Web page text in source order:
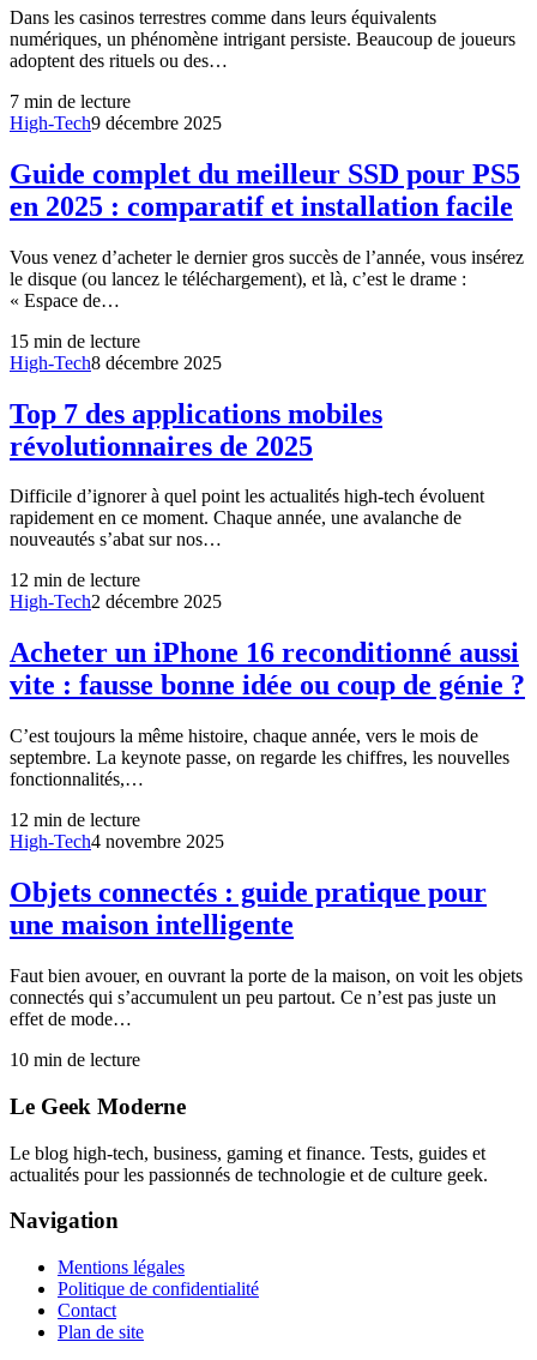
Dans les casinos terrestres comme dans leurs équivalents
numériques, un phénomène intrigant persiste. Beaucoup de joueurs
adoptent des rituels ou des…
7 min de lecture
High-Tech9 décembre 2025
Guide complet du meilleur SSD pour PS5
en 2025 : comparatif et installation facile
Vous venez d’acheter le dernier gros succès de l’année, vous insérez
le disque (ou lancez le téléchargement), et là, c’est le drame :
« Espace de…
15 min de lecture
High-Tech8 décembre 2025
Top 7 des applications mobiles
révolutionnaires de 2025
Difficile d’ignorer à quel point les actualités high-tech évoluent
rapidement en ce moment. Chaque année, une avalanche de
nouveautés s’abat sur nos…
12 min de lecture
High-Tech2 décembre 2025
Acheter un iPhone 16 reconditionné aussi
vite : fausse bonne idée ou coup de génie ?
C’est toujours la même histoire, chaque année, vers le mois de
septembre. La keynote passe, on regarde les chiffres, les nouvelles
fonctionnalités,…
12 min de lecture
High-Tech4 novembre 2025
Objets connectés : guide pratique pour
une maison intelligente
Faut bien avouer, en ouvrant la porte de la maison, on voit les objets
connectés qui s’accumulent un peu partout. Ce n’est pas juste un
effet de mode…
10 min de lecture
Le Geek Moderne
Le blog high-tech, business, gaming et finance. Tests, guides et
actualités pour les passionnés de technologie et de culture geek.
Navigation
Mentions légales
Politique de confidentialité
Contact
Plan de site